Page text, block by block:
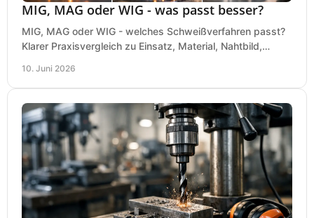
MIG, MAG oder WIG - was passt besser?
MIG, MAG oder WIG - welches Schweißverfahren passt?
Klarer Praxisvergleich zu Einsatz, Material, Nahtbild,
10. Juni 2026